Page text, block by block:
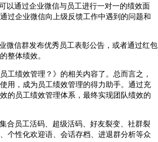
以通过企业微信与员工进行一对一的绩效面
过企业微信向上级反馈工作中遇到的问题和
微信群发布优秀员工表彰公告，或者通过红包
整体绩效。
工绩效管理？》的相关内容了。总而言之，
用，成为员工绩效管理的得力助手。通过充
的员工绩效管理体系，最终实现团队绩效的
合员工活码、超级活码、好友裂变、社群裂
个性化欢迎语、会话存档、进退群分析等众